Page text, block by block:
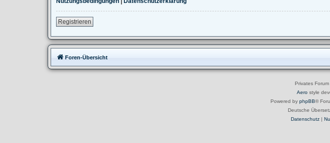
Registrieren
Foren-Übersicht
Privates
Aero style
Powered by phpBB®
Deutsche
Datenschutz|